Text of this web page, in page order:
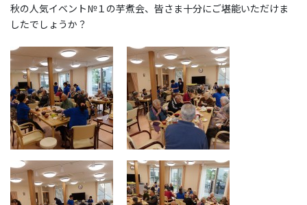
秋の人気イベント№１の芋煮会、皆さま十分にご堪能いただけま
したでしょうか？